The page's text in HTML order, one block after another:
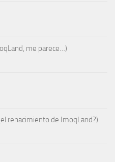
me parece…)
renacimiento de ImoqLand?)